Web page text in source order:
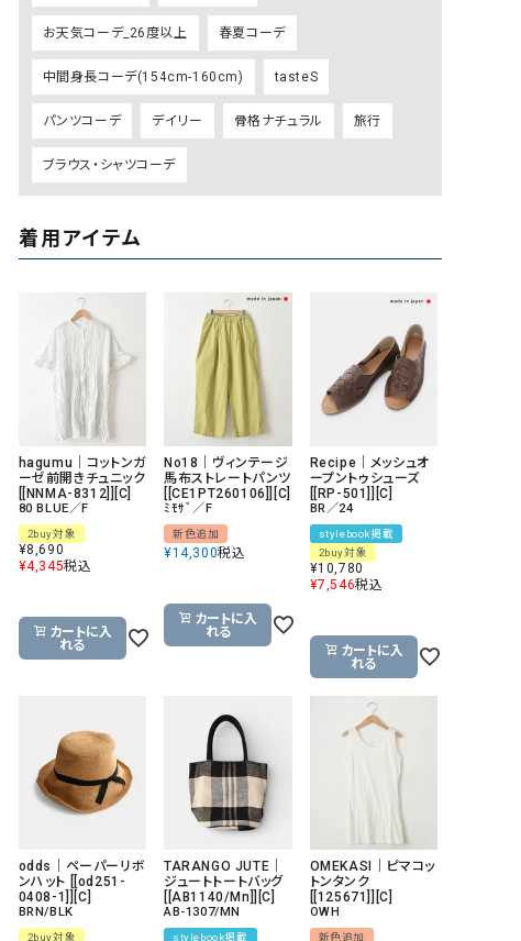
ロング・マキシ丈
その他スカート
すべて見る
ワンピース・チュニック
サロペット・オーバーオール
グッズ
day standard（デイスタンダード）
08mab(ゼロハチマブ) Johnbull（ジョンブル）
トライブ）
adidas（アディダス） Lallia Mu（ラリア ムー）
ASFVLT（アスファルト） mizuiro ind（ミズイロ イン
Ampersand（アンパサンド） MICALLE MICALLE（ミカ
Antiquite's（アンティークス）
リー）
Audition（オーディション）
ORDINARY FITS（オーディ
ツ）
blue willow（ブルーウィロー） Osmosis（オズモシス）
CUBE SUGAR（キューブシュガー） PUMA（プーマ）
Risley（リズレー）
Champion（チャンピオン） RED CARD（レッドカード）
DENIM DUNGAREE（デニムダンガリー）
Deck（ディック） SUN VALLEY（サンバレー）
SCOTCH&SODA（スコッ
ダ）
Emma Taylor（エマテイラー） SUGAR ROSE（シュガーロ
FLAVOR TEE（フレーバーティー） squady by graphite（スカ
お天気コーデ_26度以上 春夏コーデ
中間身長コーデ(154cm-160cm) tasteS
パンツコーデ デイリー 骨格ナチュラル 旅行
ブラウス・シャツコーデ
着用アイテム
hagumu｜コットンガ
ーゼ前開きチュニック
[[NNMA-8312]][C]
80 BLUE／F
2buy対象
¥8,690
¥4,345税込
カートに入
れる
No18｜ヴィンテージ
馬布ストレートパンツ
[[CE1PT260106]][C]
ﾐﾓｻﾞ／F
新色追加
¥14,300税込
カートに入
れる
Recipe｜メッシュオ
ープントゥシューズ
[[RP-501]][C]
BR／24
stylebook掲載
2buy対象
¥10,780
¥7,546税込
カートに入
れる
odds｜ペーパーリボ
ンハット [[od251-
0408-1]][C]
BRN/BLK
2buy対象
TARANGO JUTE｜
ジュートトートバッグ
[[AB1140/Mn]][C]
AB-1307/MN
stylebook掲載
OMEKASI｜ピマコッ
トンタンク
[[125671]][C]
OWH
新色追加